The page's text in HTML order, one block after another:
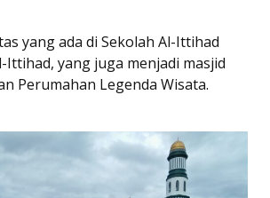
yang ada di Sekolah Al-Ittihad
Ittihad, yang juga menjadi masjid
Perumahan Legenda Wisata.